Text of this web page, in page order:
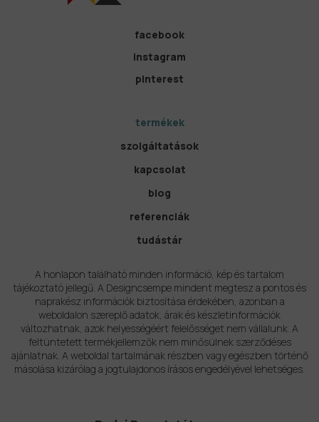
facebook
instagram
pinterest
termékek
szolgáltatások
kapcsolat
blog
referenciák
tudástár
A honlapon található minden információ, kép és tartalom
tájékoztató jellegű. A Designcsempe mindent megtesz a pontos és
naprakész információk biztosítása érdekében, azonban a
weboldalon szereplő adatok, árak és készletinformációk
változhatnak, azok helyességéért felelősséget nem vállalunk. A
feltüntetett termékjellemzők nem minősülnek szerződéses
ajánlatnak. A weboldal tartalmának részben vagy egészben történő
másolása kizárólag a jogtulajdonos írásos engedélyével lehetséges.